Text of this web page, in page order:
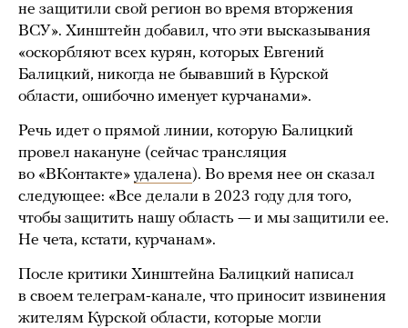
не защитили свой регион во время вторжения
ВСУ». Хинштейн добавил, что эти высказывания
«оскорбляют всех курян, которых Евгений
Балицкий, никогда не бывавший в Курской
области, ошибочно именует курчанами».
Речь идет о прямой линии, которую Балицкий
провел накануне (сейчас трансляция
во «ВКонтакте» удалена). Во время нее он сказал
следующее: «Все делали в 2023 году для того,
чтобы защитить нашу область — и мы защитили ее.
Не чета, кстати, курчанам».
После критики Хинштейна Балицкий написал
в своем телеграм-канале, что приносит извинения
жителям Курской области, которые могли